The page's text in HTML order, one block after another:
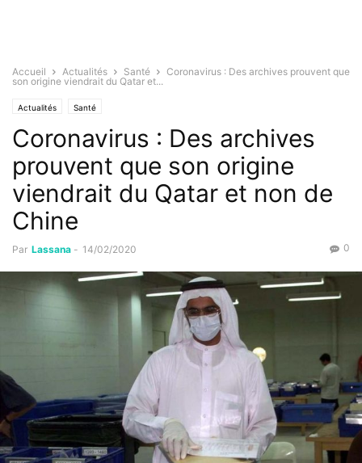
Accueil Actualités Santé
Coronavirus : Des archives prouvent que
son origine viendrait du Qatar et...
Actualités Santé
Coronavirus : Des archives
prouvent que son origine
viendrait du Qatar et non de
Chine
Par Lassana - 14/02/2020 0